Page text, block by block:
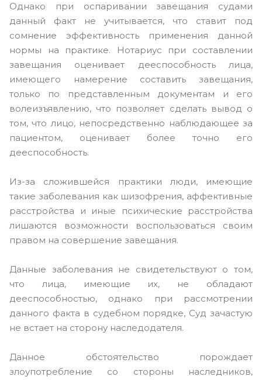
Однако при оспаривании завещания судами
данный факт не учитывается, что ставит под
сомнение эффективность применения данной
нормы на практике. Нотариус при составлении
завещания оценивает дееспособность лица,
имеющего намерение составить завещания,
только по представленным документам и его
волеизъявлению, что позволяет сделать вывод о
том, что лицо, непосредственно наблюдающее за
пациентом, оценивает более точно его
дееспособность.
Из-за сложившейся практики люди, имеющие
такие заболевания как шизофрения, аффективные
расстройства и иные психические расстройства
лишаются возможности воспользоваться своим
правом на совершение завещания.
Данные заболевания не свидетельствуют о том,
что лица, имеющие их, не обладают
дееспособностью, однако при рассмотрении
данного факта в судебном порядке, Суд зачастую
не встает на сторону наследодателя.
Данное обстоятельство порождает
злоупотребление со стороны наследников,